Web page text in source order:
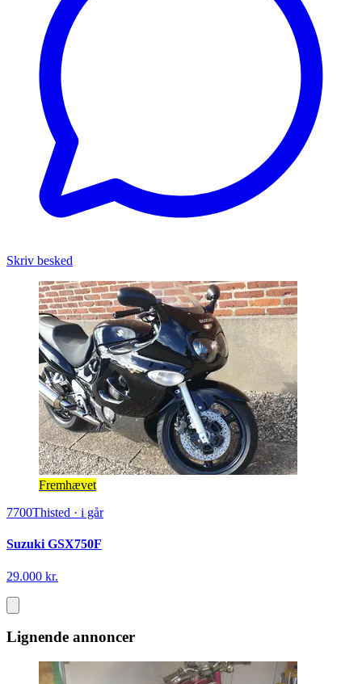
Skriv besked
Fremhævet
7700Thisted · i går
Suzuki GSX750F
29.000 kr.
Lignende annoncer